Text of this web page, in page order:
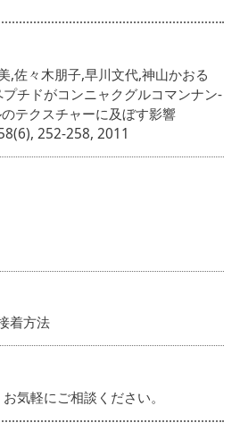
,佐々木朋子,早川文代,神山かおる
チドがコンニャクグルコマンナン-
テクスチャーに及ぼす影響
252-258, 2011
着方法
気軽にご相談ください。